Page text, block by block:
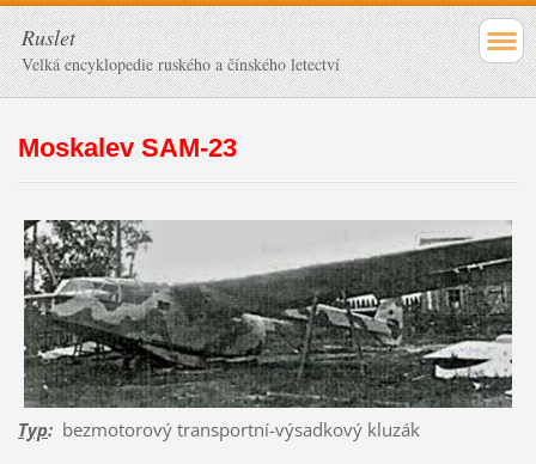
Ruslet
Velká encyklopedie ruského a čínského letectví
Moskalev SAM-23
Typ:bezmotorový transportní-výsadkový kluzák